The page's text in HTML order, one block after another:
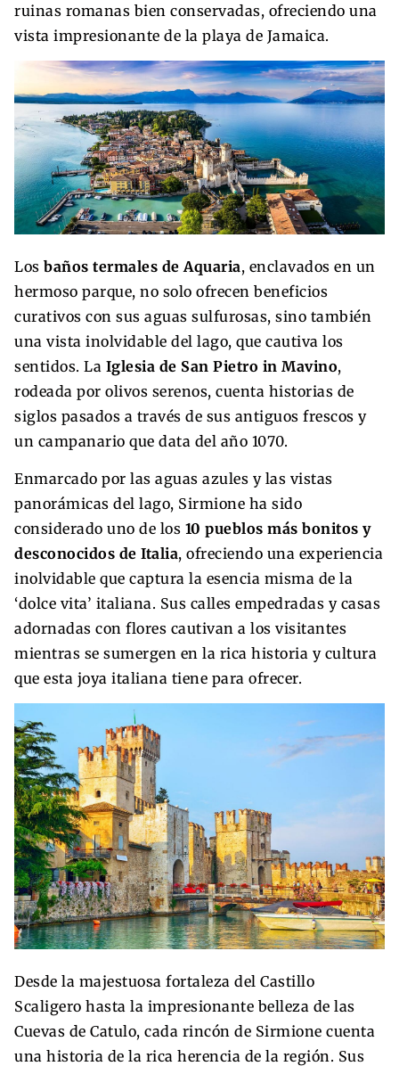
ruinas romanas bien conservadas, ofreciendo una
vista impresionante de la playa de Jamaica.
Los baños termales de Aquaria, enclavados en un
hermoso parque, no solo ofrecen beneficios
curativos con sus aguas sulfurosas, sino también
una vista inolvidable del lago, que cautiva los
sentidos. La Iglesia de San Pietro in Mavino,
rodeada por olivos serenos, cuenta historias de
siglos pasados a través de sus antiguos frescos y
un campanario que data del año 1070.
Enmarcado por las aguas azules y las vistas
panorámicas del lago, Sirmione ha sido
considerado uno de los 10 pueblos más bonitos y
desconocidos de Italia, ofreciendo una experiencia
inolvidable que captura la esencia misma de la
‘dolce vita’ italiana. Sus calles empedradas y casas
adornadas con flores cautivan a los visitantes
mientras se sumergen en la rica historia y cultura
que esta joya italiana tiene para ofrecer.
Desde la majestuosa fortaleza del Castillo
Scaligero hasta la impresionante belleza de las
Cuevas de Catulo, cada rincón de Sirmione cuenta
una historia de la rica herencia de la región. Sus